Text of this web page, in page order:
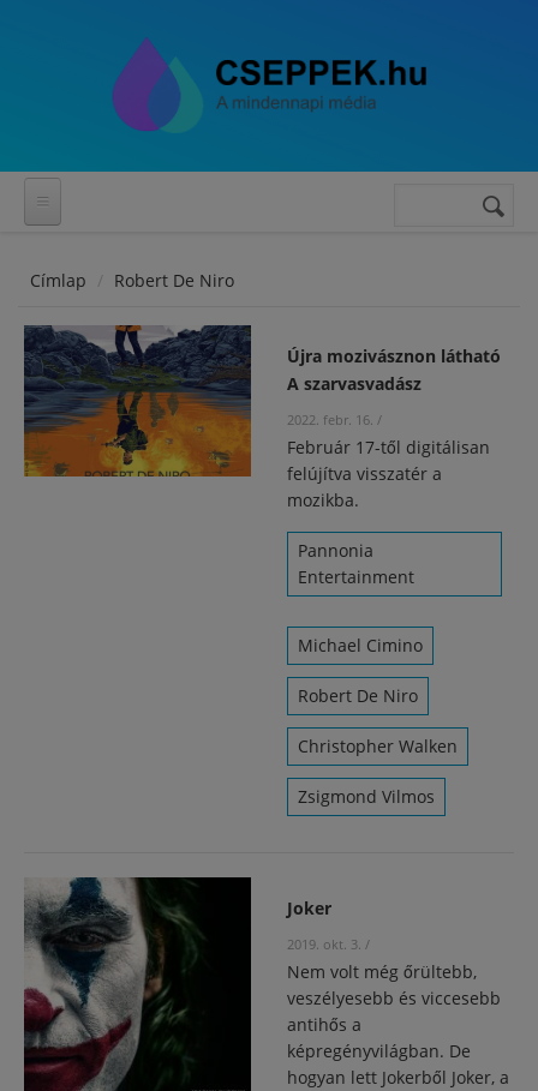
Keresés
Címlap Robert De Niro
Újra mozivásznon látható
A szarvasvadász
2022. febr. 16. /
Február 17-től digitálisan
felújítva visszatér a
mozikba.
Pannonia
Entertainment
Michael Cimino
Robert De Niro
Christopher Walken
Zsigmond Vilmos
Joker
2019. okt. 3. /
Nem volt még őrültebb,
veszélyesebb és viccesebb
antihős a
képregényvilágban. De
hogyan lett Jokerből Joker, a